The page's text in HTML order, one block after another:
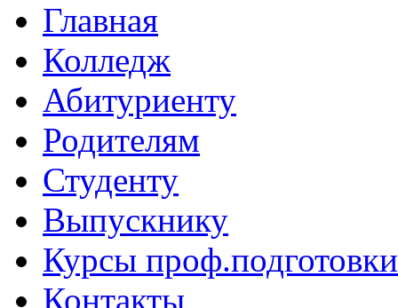
Главная
Колледж
Абитуриенту
Родителям
Студенту
Выпускнику
Курсы проф.подготовки
Контакты